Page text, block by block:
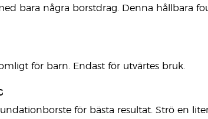
bara några borstdrag. Denna hållbara
för barn. Endast för utvärtes bruk.
för bästa resultat. Strö en